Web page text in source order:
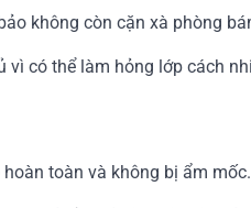
không còn cặn xà phòng
vì có thể làm hỏng lớp cách
toàn và không bị ẩm mốc.